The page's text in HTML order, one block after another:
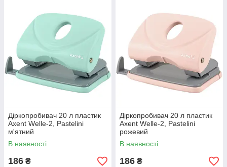
Діркопробивач 20 л пластик
Axent Welle-2, Pastelini
м'ятний
В наявності
186 ₴
Діркопробивач 20 л пластик
Axent Welle-2, Pastelini
рожевий
В наявності
186 ₴